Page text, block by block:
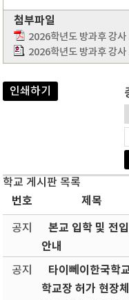
첨부파일
2026학년도 방과후 강
2026학년도 방과후 강
인쇄하기
학교 게시판 목록
번호 제목
공지
본교 입학 및 전
안내
공지
타이뻬이한국학
학교장 허가 현장